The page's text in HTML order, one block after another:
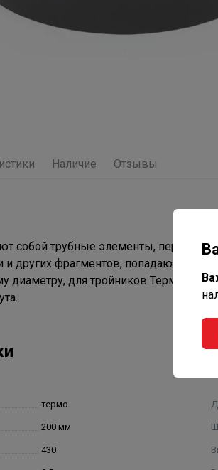
Наличие Отзывы
собой трубные элементы,
и других фрагментов, попадающих в
диаметру, для тройников Термо по
термо
200 мм
430